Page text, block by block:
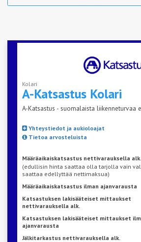
Kolari
A-Katsastus Kolari
A-Katsastus - suomalaista liikenneturvaa
Yhteystiedot ja aukioloajat
Tietoa arvosteluista
Määräaikaiskatsastus nettivarauksella alk.
(edullisin hinta saattaa olla tarjolla vain
saattaa edellyttää nettimaksua)
Määräaikaiskatsastus ilman ajanvarausta
Katsastuksen lakisääteiset mittaukset
nettivarauksella alk.
Katsastuksen lakisääteiset mittaukset
ajanvarausta
Jälkitarkastus nettivarauksella alk.